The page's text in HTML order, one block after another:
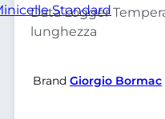
Standard
Data Logger
lunghezza
Brand Giorgio Bormac